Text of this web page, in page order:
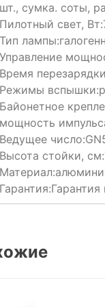
шт., сумка. соты,
Пилотный свет, Вт:
Тип лампы:
Управление
Время
Режимы вспышки:
Байонетное
мощность
Ведущее число:
Высота стойки, см:
Материал:
Гарантия:Гарантия